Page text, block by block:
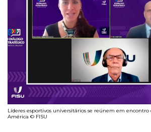
Líderes esportivos universitários se reúnem em encontro
América © FISU